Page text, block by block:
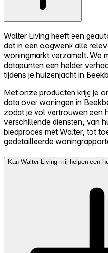
Walter Living heeft een
dat in een oogwenk alle
woningmarkt verzamelt. We
datapunten een helder
tijdens je huizenjacht in
Met onze producten krijg je
data over woningen in
zodat je vol vertrouwen een
verschillende diensten, van
biedproces met Walter, tot
gedetailleerde
Kan Walter Living mij helpen een